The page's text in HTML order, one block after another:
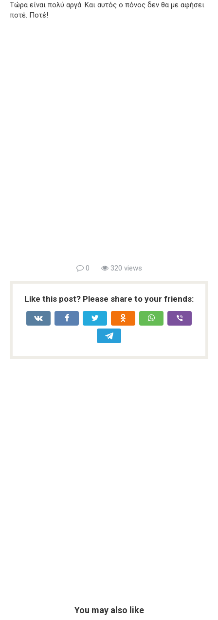
Τώρα είναι πολύ αργά. Και αυτός ο πόνος δεν θα με αφήσει
ποτέ. Ποτέ!
0 320 views
Like this post? Please share to your friends:
You may also like